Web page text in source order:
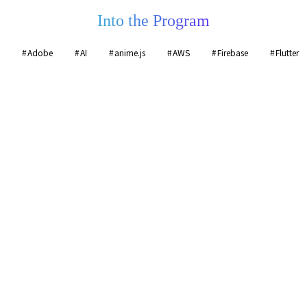
Into the Program
Adobe AI anime.js AWS Firebase Flutter